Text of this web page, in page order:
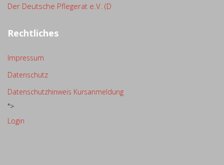
Der Deutsche Pflegerat e.V. (D
Rechtliches
Impressum
Datenschutz
Datenschutzhinweis Kursanmeldung
">
Login